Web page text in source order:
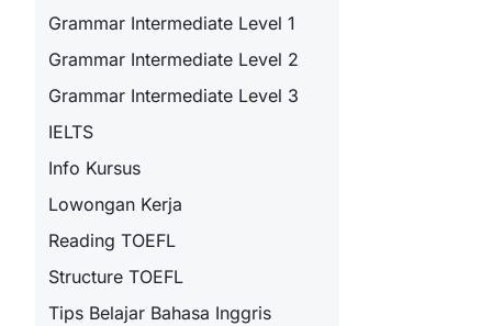
Grammar Intermediate Level 1
Grammar Intermediate Level 2
Grammar Intermediate Level 3
IELTS
Info Kursus
Lowongan Kerja
Reading TOEFL
Structure TOEFL
Tips Belajar Bahasa Inggris